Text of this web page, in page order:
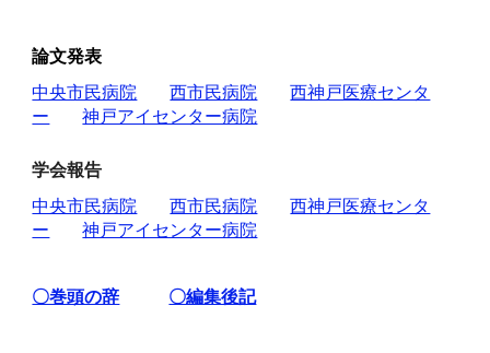
論文発表
中央市民病院
西市民病院
西神戸医療センタ
ー
神戸アイセンター病院
学会報告
中央市民病院
西市民病院
西神戸医療センタ
ー
神戸アイセンター病院
〇巻頭の辞 〇編集後記